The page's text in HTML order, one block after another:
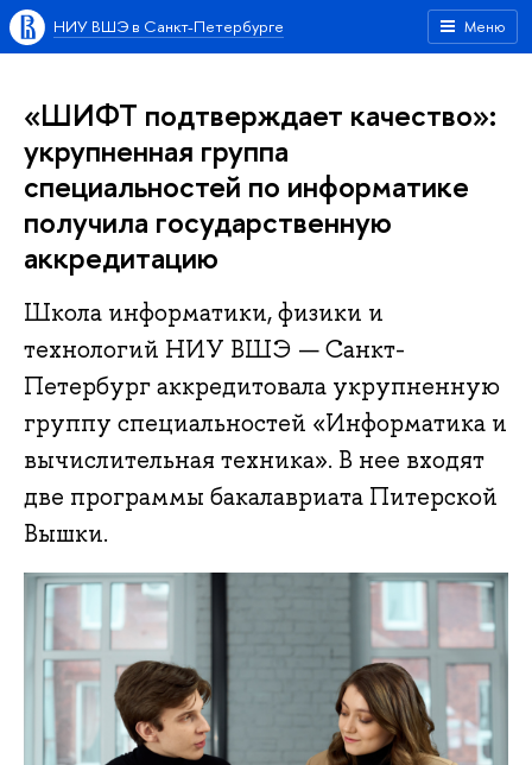
Меню
НИУ ВШЭ в Санкт-Петербурге
«ШИФТ подтверждает качество»:
укрупненная группа
специальностей по информатике
получила государственную
аккредитацию
Школа информатики, физики и
технологий НИУ ВШЭ — Санкт-
Петербург аккредитовала укрупненную
группу специальностей «Информатика и
вычислительная техника». В нее входят
две программы бакалавриата Питерской
Вышки.